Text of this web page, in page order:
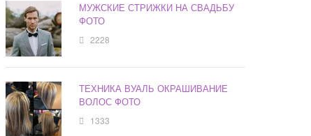
МУЖСКИЕ СТРИЖКИ НА СВАДЬБУ
ФОТО
2228
ТЕХНИКА ВУАЛЬ ОКРАШИВАНИЕ
ВОЛОС ФОТО
1333